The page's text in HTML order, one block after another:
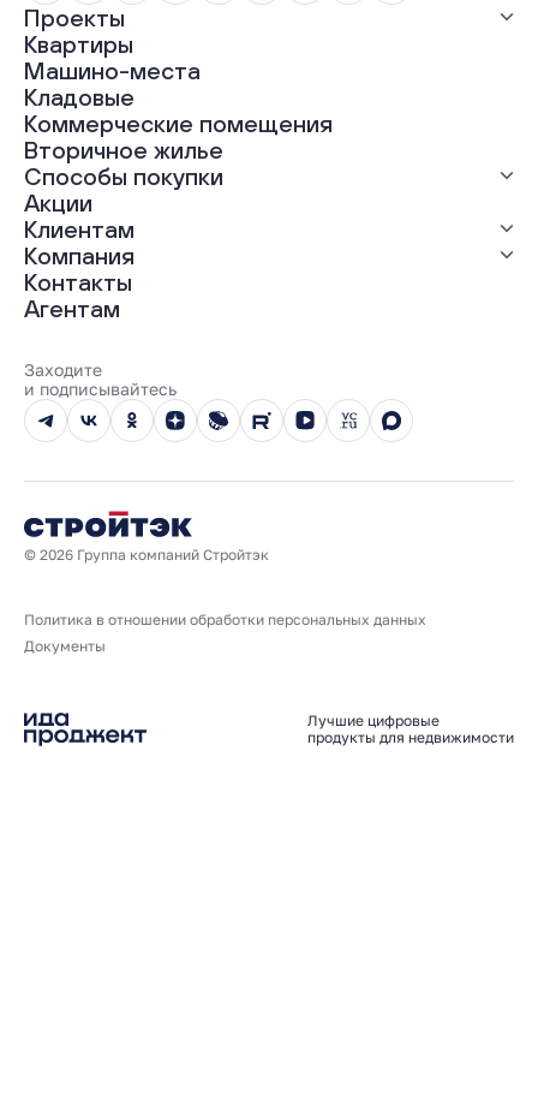
Проекты
Все проекты
ЖК «Абрикос»
ЖК «Гравитация»
ЖК «Грин Гарден»
ЖК «Динамика»
ЖК «Мохито»
ЖК «Современник»
ЖК «Янтарная долина»
Квартиры
Машино-места
Кладовые
Коммерческие помещения
Вторичное жилье
Способы покупки
Выгодная ипотека
Рассрочка
Материнский капитал
Трейд-ин
100% оплата
Акции
Клиентам
Ход строительства
Документы
Выдача ключей
Компания
О нас
Карьера
Реализованные проекты
Вопросы и ответы
Новости
Юбилейный год
Контакты
Агентам
Заходите
и подписывайтесь
© 2026 Группа компаний Стройтэк
Политика в отношении обработки персональных данных
Документы
Лучшие цифровые
продукты для недвижимости